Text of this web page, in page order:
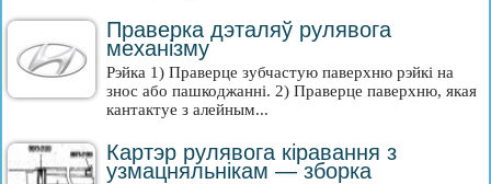
Праверка дэталяў рулявога
механізму
Рэйка 1) Праверце зубчастую паверхню рэйкі на
знос або пашкоджанні. 2) Праверце паверхню, якая
кантактуе з алейным...
Картэр рулявога кіравання з
узмацняльнікам — зборка